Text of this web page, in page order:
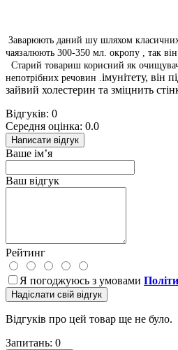
Заварюють даний шу шляхом
чаязалюють 300-350 мл. окропу , так він
Старий товариш корисний як
непотрібних речовин імунітету, він
зайвий холестерин та зміцнить
Відгуків: 0
Середня оцінка: 0.0
Написати відгук
Ваше ім’я
Ваш відгук
Рейтинг
Я погоджуюсь з умовами
Надіслати свій відгук
Відгуків про цей товар ще не було.
Запитань: 0